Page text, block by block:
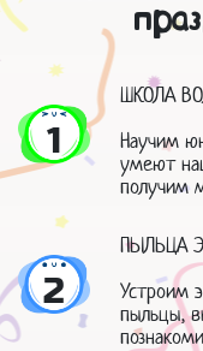
1
ШКОЛА
Научим
умеют
получим
2
ПЫЛЬЦА
Устроим
пыльцы,